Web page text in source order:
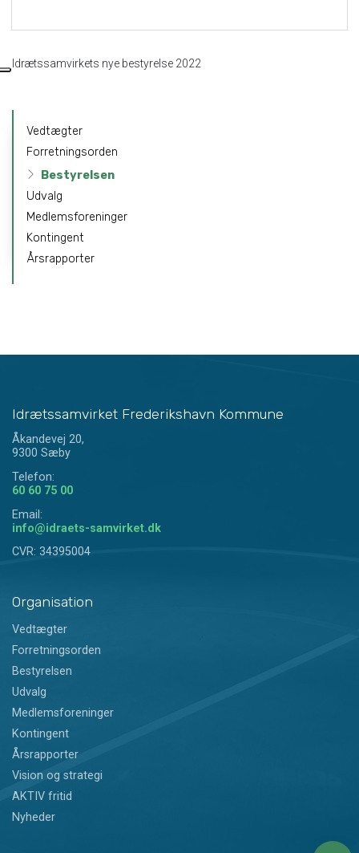
Idrætssamvirkets nye bestyrelse 2022
Primær
navigation
Vedtægter
Forretningsorden
Bestyrelsen
Udvalg
Medlemsforeninger
Kontingent
Årsrapporter
Idrætssamvirket Frederikshavn Kommune
Åkandevej 20,
9300 Sæby
Telefon:
60 60 75 00
Email:
info@idraets-samvirket.dk
CVR: 34395004
Organisation
Vedtægter
Forretningsorden
Bestyrelsen
Udvalg
Medlemsforeninger
Kontingent
Årsrapporter
Vision og strategi
AKTIV fritid
Nyheder